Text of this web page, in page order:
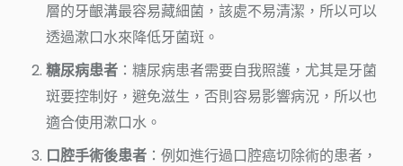
層的牙齦溝最容易藏細菌，該處不易清潔，所以可以
透過漱口水來降低牙菌斑。
糖尿病患者：糖尿病患者需要自我照護，尤其是牙菌
斑要控制好，避免滋生，否則容易影響病況，所以也
適合使用漱口水。
口腔手術後患者：例如進行過口腔癌切除術的患者，